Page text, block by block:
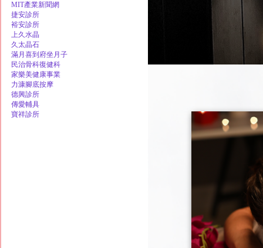
MIT產業新聞網
捷安診所
裕安診所
上久水晶
久太晶石
滿月喜到府坐月子
民治骨科復健科
家樂美健康事業
力漮腳底按摩
德興診所
傳愛輔具
寶祥診所